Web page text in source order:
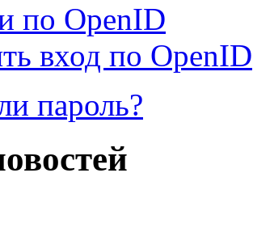
по OpenID
вход по OpenID
пароль?